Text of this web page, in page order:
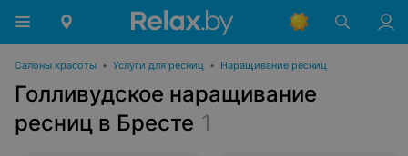
Салоны красоты • Услуги для ресниц • Наращивание ресниц
Голливудское наращивание
ресниц в Бресте 1